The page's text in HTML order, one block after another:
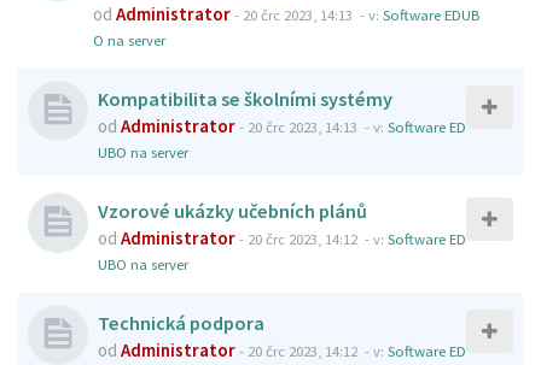
od Administrator- 20 črc 2023, 14:13 - v: Software EDUB
O na server
Kompatibilita se školními systémy
od Administrator- 20 črc 2023, 14:13 - v: Software ED
UBO na server
Vzorové ukázky učebních plánů
od Administrator- 20 črc 2023, 14:12 - v: Software ED
UBO na server
Technická podpora
od Administrator- 20 črc 2023, 14:12 - v: Software ED